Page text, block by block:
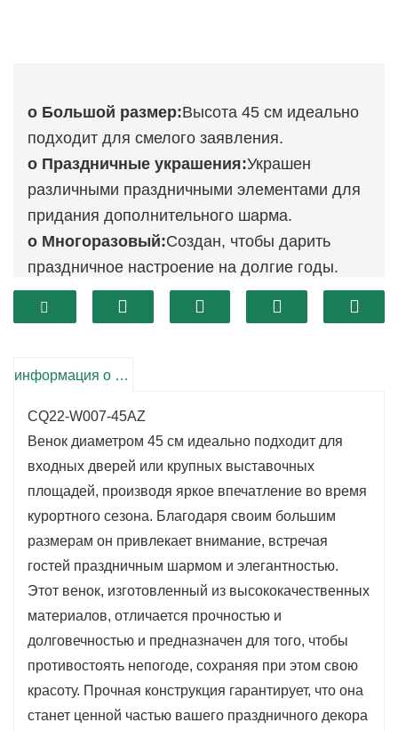
о Большой размер:Высота 45 см идеально
подходит для смелого заявления.
o Праздничные украшения:Украшен
различными праздничными элементами для
придания дополнительного шарма.
о Многоразовый:Создан, чтобы дарить
праздничное настроение на долгие годы.
информация о продукте
CQ22-W007-45AZ
Венок диаметром 45 см идеально подходит для
входных дверей или крупных выставочных
площадей, производя яркое впечатление во время
курортного сезона. Благодаря своим большим
размерам он привлекает внимание, встречая
гостей праздничным шармом и элегантностью.
Этот венок, изготовленный из высококачественных
материалов, отличается прочностью и
долговечностью и предназначен для того, чтобы
противостоять непогоде, сохраняя при этом свою
красоту. Прочная конструкция гарантирует, что она
станет ценной частью вашего праздничного декора